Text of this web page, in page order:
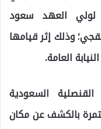
لولي العهد سعود
وذلك إثر قيامها
العامة.
السعودية
بالكشف عن مكان